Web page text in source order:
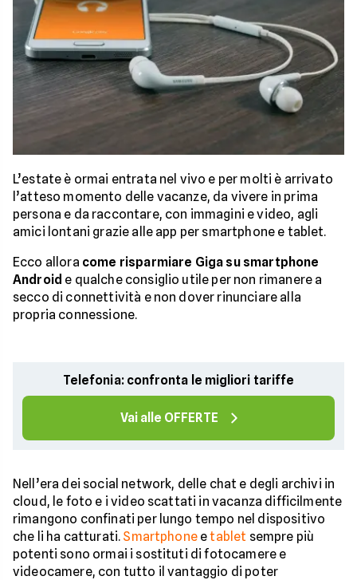
L’estate è ormai entrata nel vivo e per molti è arrivato
l’atteso momento delle vacanze, da vivere in prima
persona e da raccontare, con immagini e video, agli
amici lontani grazie alle app per smartphone e tablet.
Ecco allora come risparmiare Giga su smartphone
Android e qualche consiglio utile per non rimanere a
secco di connettività e non dover rinunciare alla
propria connessione.
Telefonia: confronta le migliori tariffe
Vai alle OFFERTE
Nell’era dei social network, delle chat e degli archivi in
cloud, le foto e i video scattati in vacanza difficilmente
rimangono confinati per lungo tempo nel dispositivo
che li ha catturati. Smartphoneetablet sempre più
potenti sono ormai i sostituti di fotocamere e
videocamere, con tutto il vantaggio di poter